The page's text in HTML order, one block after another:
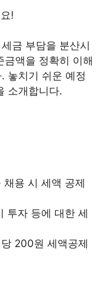
!
금 부담을 분산시
액을 정확히 이해
놓치기 쉬운 예정
소개합니다.
용 시 세액 공제
투자 등에 대한 세
200원 세액공제